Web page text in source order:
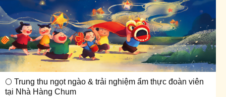
🌕 Trung thu ngọt ngào & trải nghiệm ẩm thực đoàn viên
tại Nhà Hàng Chum